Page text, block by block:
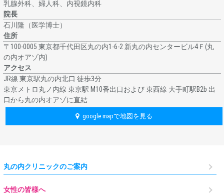
乳腺外科、婦人科、内視鏡内科
院長
石川隆（医学博士）
住所
〒100-0005 東京都千代田区丸の内1-6-2 新丸の内センタービル4Ｆ(丸
の内オアゾ内)
アクセス
JR線 東京駅丸の内北⼝ 徒歩3分
東京メトロ丸ノ内線 東京駅 M10番出口および 東西線 大手町駅B2b 出
口から丸の内オアゾに直結
google mapで地図を見る
丸の内クリニックのご案内
女性の皆様へ